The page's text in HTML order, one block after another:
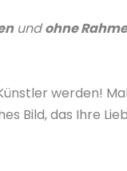
undohne
werden!
Bild, das Ihre